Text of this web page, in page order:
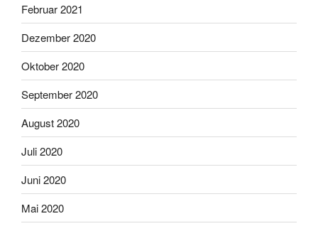
Februar 2021
Dezember 2020
Oktober 2020
September 2020
August 2020
Juli 2020
Juni 2020
Mai 2020